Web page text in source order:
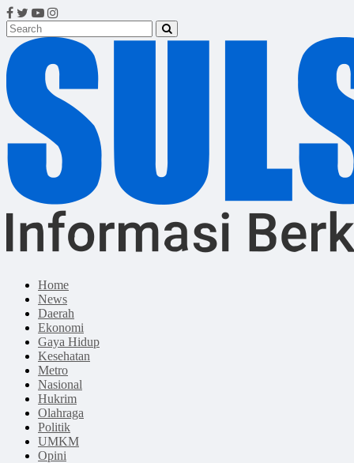
Home
News
Daerah
Ekonomi
Gaya Hidup
Kesehatan
Metro
Nasional
Hukrim
Olahraga
Politik
UMKM
Opini